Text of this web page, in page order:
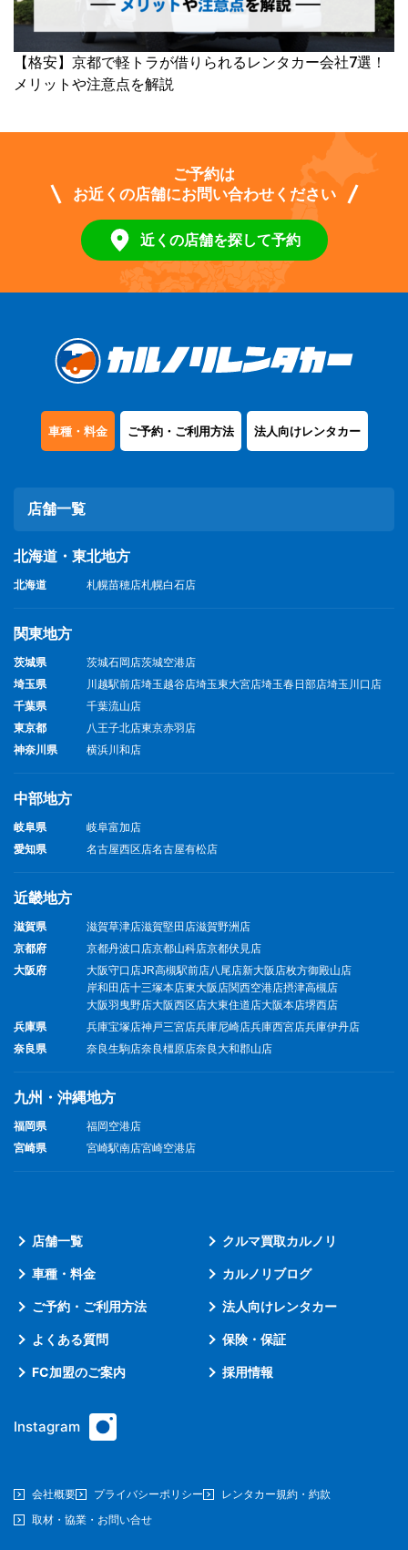
【格安】京都で軽トラが借りられるレンタカー会社7選！
メリットや注意点を解説
ご予約は
お近くの店舗にお問い合わせください
近くの店舗を探して予約
車種・料金 ご予約・ご利用方法 法人向けレンタカー
店舗一覧
北海道・東北地方
北海道 札幌苗穂店札幌白石店
関東地方
茨城県 茨城石岡店茨城空港店
埼玉県
川越駅前店埼玉越谷店埼玉東大宮店埼玉春日部店埼玉川口店
千葉県
千葉流山店
東京都
八王子北店東京赤羽店
神奈川県
横浜川和店
中部地方
岐阜県
岐阜富加店
愛知県
名古屋西区店名古屋有松店
近畿地方
滋賀県 滋賀草津店滋賀堅田店滋賀野洲店
京都府
京都丹波口店京都山科店京都伏見店
大阪府
大阪守口店JR高槻駅前店八尾店新大阪店枚方御殿山店
岸和田店十三塚本店東大阪店関西空港店摂津高槻店
大阪羽曳野店大阪西区店大東住道店大阪本店堺西店
兵庫県
兵庫宝塚店神戸三宮店兵庫尼崎店兵庫西宮店兵庫伊丹店
奈良県
奈良生駒店奈良橿原店奈良大和郡山店
九州・沖縄地方
福岡県
福岡空港店
宮崎県
宮崎駅南店宮崎空港店
店舗一覧 クルマ買取カルノリ
車種・料金 カルノリブログ
ご予約・ご利用方法 法人向けレンタカー
よくある質問 保険・保証
FC加盟のご案内 採用情報
Instagram
会社概要 プライバシーポリシー
レンタカー規約・約款
取材・協業・お問い合せ